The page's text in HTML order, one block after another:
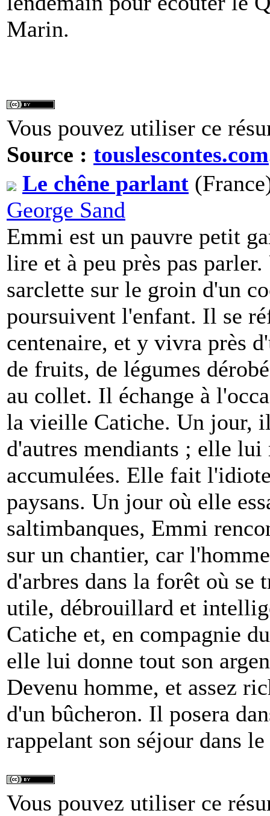
Marin.
Vous pouvez utiliser ce
Source : touslescontes.com
Le chêne parlant
George Sand
Emmi est un pauvre petit
lire et à peu près pas
sarclette sur le groin d'un
poursuivent l'enfant. Il se
centenaire, et y vivra près
de fruits, de légumes
au collet. Il échange à
la vieille Catiche. Un jour,
d'autres mendiants ; elle lui
accumulées. Elle fait
paysans. Un jour où elle
saltimbanques, Emmi
sur un chantier, car
d'arbres dans la forêt où se
utile, débrouillard et
Catiche et, en compagnie
elle lui donne tout son
Devenu homme, et assez
d'un bûcheron. Il posera
rappelant son séjour dans
Vous pouvez utiliser ce